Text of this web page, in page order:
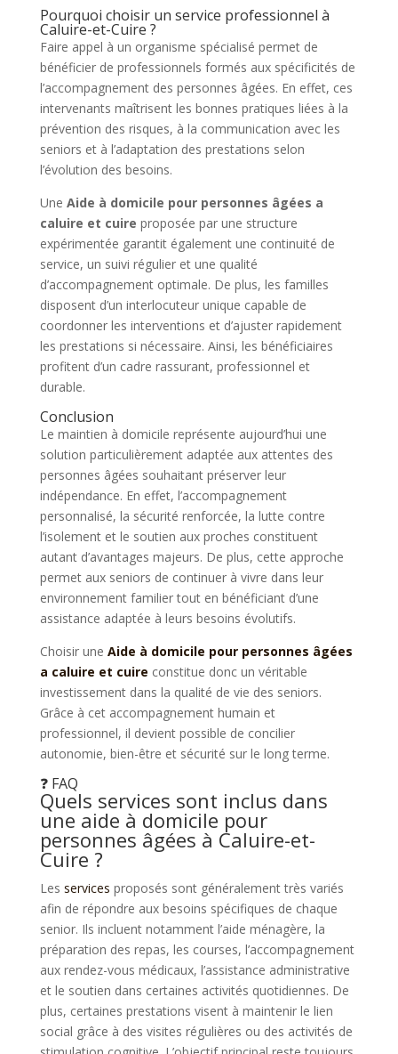
Pourquoi choisir un service professionnel à
Caluire-et-Cuire ?
Faire appel à un organisme spécialisé permet de
bénéficier de professionnels formés aux spécificités de
l’accompagnement des personnes âgées. En effet, ces
intervenants maîtrisent les bonnes pratiques liées à la
prévention des risques, à la communication avec les
seniors et à l’adaptation des prestations selon
l’évolution des besoins.
Une Aide à domicile pour personnes âgées a
caluire et cuire proposée par une structure
expérimentée garantit également une continuité de
service, un suivi régulier et une qualité
d’accompagnement optimale. De plus, les familles
disposent d’un interlocuteur unique capable de
coordonner les interventions et d’ajuster rapidement
les prestations si nécessaire. Ainsi, les bénéficiaires
profitent d’un cadre rassurant, professionnel et
durable.
Conclusion
Le maintien à domicile représente aujourd’hui une
solution particulièrement adaptée aux attentes des
personnes âgées souhaitant préserver leur
indépendance. En effet, l’accompagnement
personnalisé, la sécurité renforcée, la lutte contre
l’isolement et le soutien aux proches constituent
autant d’avantages majeurs. De plus, cette approche
permet aux seniors de continuer à vivre dans leur
environnement familier tout en bénéficiant d’une
assistance adaptée à leurs besoins évolutifs.
Choisir une Aide à domicile pour personnes âgées
a caluire et cuire constitue donc un véritable
investissement dans la qualité de vie des seniors.
Grâce à cet accompagnement humain et
professionnel, il devient possible de concilier
autonomie, bien-être et sécurité sur le long terme.
❓ FAQ
Quels services sont inclus dans
une aide à domicile pour
personnes âgées à Caluire-et-
Cuire ?
Les services proposés sont généralement très variés
afin de répondre aux besoins spécifiques de chaque
senior. Ils incluent notamment l’aide ménagère, la
préparation des repas, les courses, l’accompagnement
aux rendez-vous médicaux, l’assistance administrative
et le soutien dans certaines activités quotidiennes. De
plus, certaines prestations visent à maintenir le lien
social grâce à des visites régulières ou des activités de